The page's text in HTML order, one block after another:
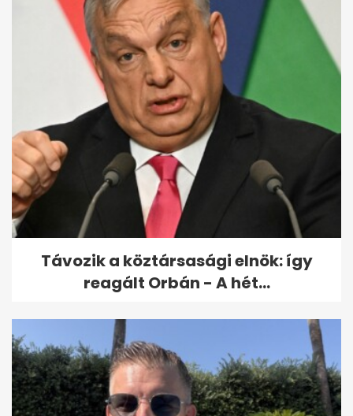
Miért ront a nedves portörlés?
Pár nap múlva újra szürke
lesz...
Távozik a köztársasági elnök: így
reagált Orbán - A hét...